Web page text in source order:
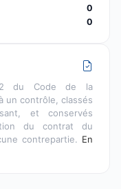
0
0
2 du Code de la
un contrôle, classés
et conservés
du contrat du
contrepartie. En